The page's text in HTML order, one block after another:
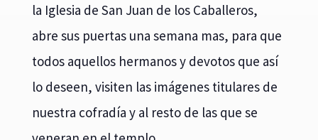
la Iglesia de San Juan de los Caballeros,
abre sus puertas una semana mas, para que
todos aquellos hermanos y devotos que así
lo deseen, visiten las imágenes titulares de
nuestra cofradía y al resto de las que se